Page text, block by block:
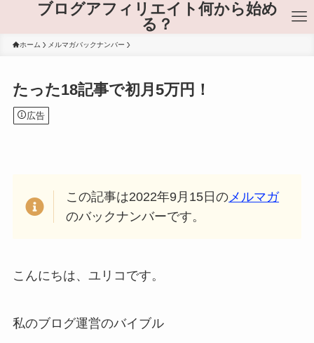
ブログアフィリエイト何から始め
る？
ホーム メルマガバックナンバー
たった18記事で初月5万円！
広告
この記事は2022年9月15日のメルマガ
のバックナンバーです。
こんにちは、ユリコです。
私のブログ運営のバイブル